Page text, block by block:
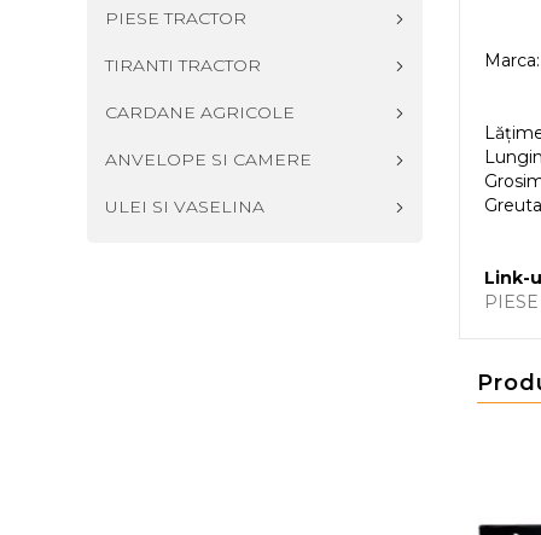
PIESE TRACTOR
TIRANTI TRACTOR
CARDANE AGRICOLE
ANVELOPE SI CAMERE
ULEI SI VASELINA
Marca:
Link-